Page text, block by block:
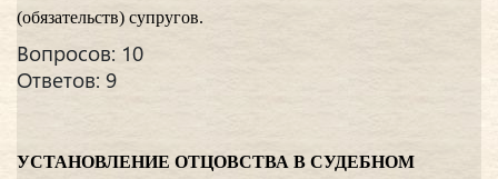
(обязательств) супругов.
Вопросов: 10
Ответов: 9
УСТАНОВЛЕНИЕ ОТЦОВСТВА В СУДЕБНОМ